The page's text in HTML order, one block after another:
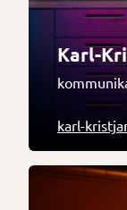
Karl-
karl-